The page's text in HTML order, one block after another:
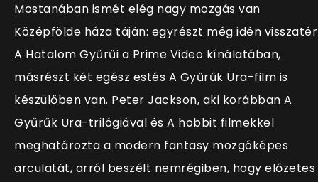
Mostanában ismét elég nagy mozgás van
Középfölde háza táján: egyrészt még idén visszatér
A Hatalom Gyűrűi a Prime Video kínálatában,
másrészt két egész estés A Gyűrűk Ura-film is
készülőben van. Peter Jackson, aki korábban A
Gyűrűk Ura-trilógiával és A hobbit filmekkel
meghatározta a modern fantasy mozgóképes
arculatát, arról beszélt nemrégiben, hogy előzetes